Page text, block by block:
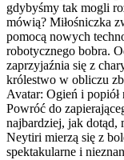
gdybyśmy tak mogli
mówią? Miłośniczka
pomocą nowych
robotycznego bobra.
zaprzyjaźnia się z
królestwo w obliczu
Avatar: Ogień i
Powróć do
najbardziej, jak dotąd,
Neytiri mierzą się z
spektakularne i